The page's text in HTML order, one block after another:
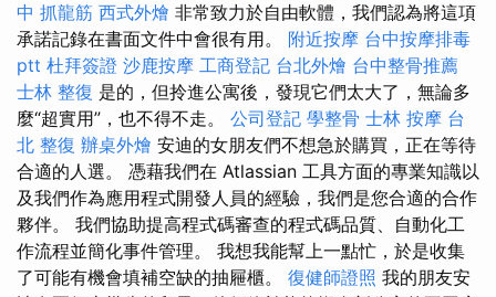
中 抓龍筋 西式外燴 非常致力於自由軟體，我們認為將這項
承諾記錄在書面文件中會很有用。 附近按摩 台中按摩排毒
ptt 杜拜簽證 沙鹿按摩 工商登記 台北外燴 台中整骨推薦
士林 整復 是的，但拎進公寓後，發現它們太大了，無論多
麼“超實用”，也不得不走。 公司登記 學整骨 士林 按摩 台
北 整復 辦桌外燴 安迪的女朋友們不想急於購買，正在等待
合適的人選。 憑藉我們在 Atlassian 工具方面的專業知識以
及我們作為應用程式開發人員的經驗，我們是您合適的合作
夥伴。 我們協助提高程式碼審查的程式碼品質、自動化工
作流程並簡化事件管理。 我想我能幫上一點忙，於是收集
了可能有機會填補空缺的抽屜櫃。 復健師證照 我的朋友安